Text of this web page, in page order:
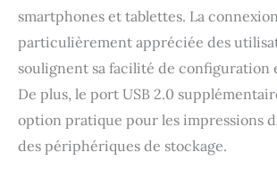
papier
imprimante
avec
technologie
idéale pour les
d'impression
faibles à
smartphones et tablettes. La
particulièrement appréciée des
soulignent sa facilité de configuration
De plus, le port USB 2.0
option pratique pour les impressions
des périphériques de stockage.